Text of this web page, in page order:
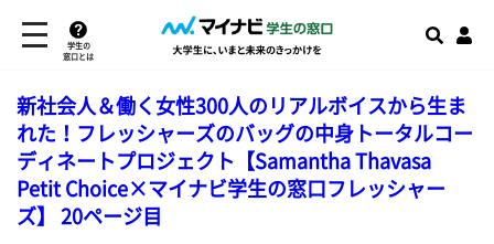
学生の
窓口とは
新社会人＆働く女性300人のリアルボイスから生ま
れた！フレッシャーズのバッグの中身トータルコー
ディネートプロジェクト【Samantha Thavasa
Petit Choice×マイナビ学生の窓口フレッシャー
ズ】 20ページ目